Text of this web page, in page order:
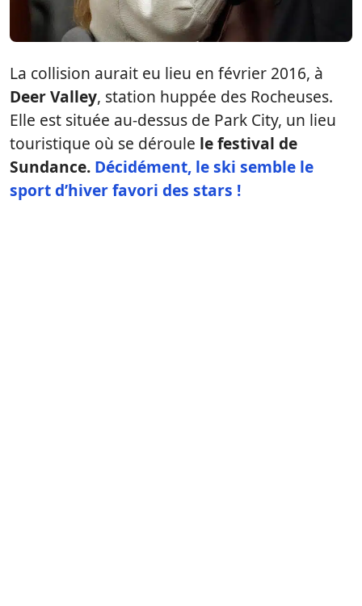
La collision aurait eu lieu en février 2016, à
Deer Valley, station huppée des Rocheuses.
Elle est située au-dessus de Park City, un lieu
touristique où se déroule le festival de
Sundance. Décidément, le ski semble le
sport d’hiver favori des stars !